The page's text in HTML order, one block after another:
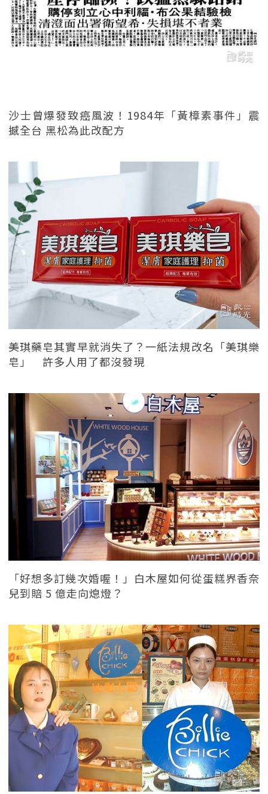
沙士曾爆發致癌風波！1984年「黃樟素事件」震
撼全台 黑松為此改配方
美琪藥皂其實早就消失了？一紙法規改名「美琪樂
皂」 許多人用了都沒發現
「好想多訂幾次婚喔！」白木屋如何從蛋糕界香奈
兒到賠 5 億走向熄燈？